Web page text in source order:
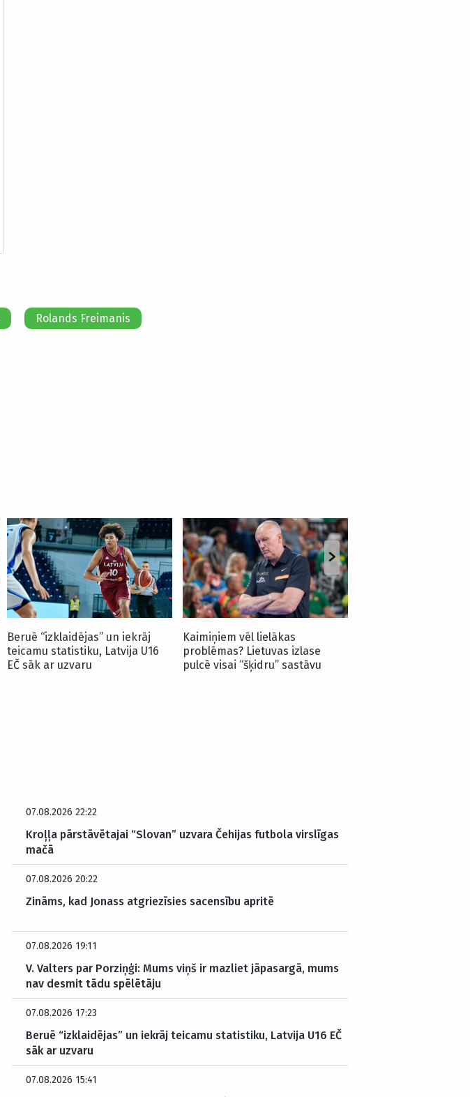
Rolands Freimanis
Beruē “izklaidējas” un iekrāj
teicamu statistiku, Latvija U16
EČ sāk ar uzvaru
Kaimiņiem vēl lielākas
problēmas? Lietuvas izlase
pulcē visai “šķidru” sastāvu
07.08.2026 22:22
Kroļļa pārstāvētajai “Slovan” uzvara Čehijas futbola virslīgas
mačā
07.08.2026 20:22
Zināms, kad Jonass atgriezīsies sacensību apritē
07.08.2026 19:11
V. Valters par Porziņģi: Mums viņš ir mazliet jāpasargā, mums
nav desmit tādu spēlētāju
07.08.2026 17:23
Beruē “izklaidējas” un iekrāj teicamu statistiku, Latvija U16 EČ
sāk ar uzvaru
07.08.2026 15:41